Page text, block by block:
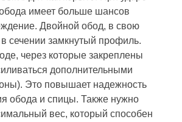
имеет больше шансов
Двойной обод, в свою
сечении замкнутый профиль.
через которые закреплены
дополнительными
Это повышает надежность
обода и спицы. Также нужно
вес, который способен